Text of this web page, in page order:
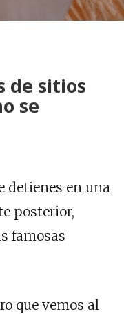
de sitios
se
detienes en una
posterior,
famosas
que vemos al